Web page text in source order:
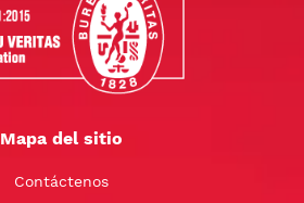
Mapa del sitio
Contáctenos